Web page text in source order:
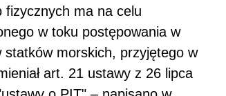
fizycznych ma na celu
w toku postępowania w
morskich, przyjętego w
art. 21 ustawy z 26 lipca